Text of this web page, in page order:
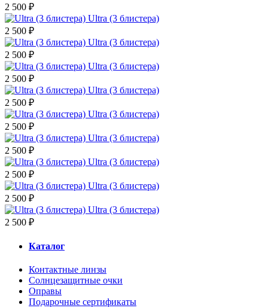
2 500 ₽
Ultra (3 блистера)
2 500 ₽
Ultra (3 блистера)
2 500 ₽
Ultra (3 блистера)
2 500 ₽
Ultra (3 блистера)
2 500 ₽
Ultra (3 блистера)
2 500 ₽
Ultra (3 блистера)
2 500 ₽
Ultra (3 блистера)
2 500 ₽
Ultra (3 блистера)
2 500 ₽
Ultra (3 блистера)
2 500 ₽
Каталог
Контактные линзы
Солнцезащитные очки
Оправы
Подарочные сертификаты